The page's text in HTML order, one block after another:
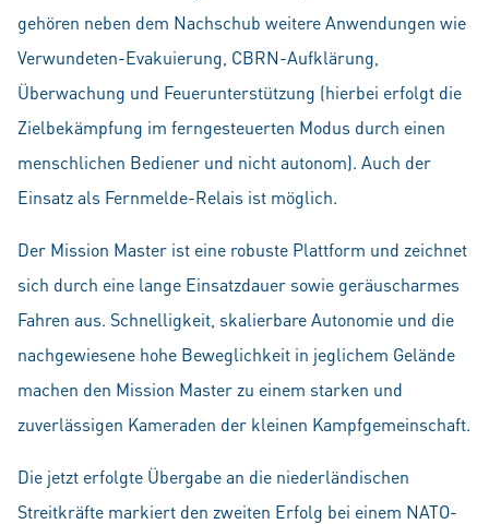
gehören neben dem Nachschub weitere Anwendungen wie
Verwundeten-Evakuierung, CBRN-Aufklärung,
Überwachung und Feuerunterstützung (hierbei erfolgt die
Zielbekämpfung im ferngesteuerten Modus durch einen
menschlichen Bediener und nicht autonom). Auch der
Einsatz als Fernmelde-Relais ist möglich.
Der Mission Master ist eine robuste Plattform und zeichnet
sich durch eine lange Einsatzdauer sowie geräuscharmes
Fahren aus. Schnelligkeit, skalierbare Autonomie und die
nachgewiesene hohe Beweglichkeit in jeglichem Gelände
machen den Mission Master zu einem starken und
zuverlässigen Kameraden der kleinen Kampfgemeinschaft.
Die jetzt erfolgte Übergabe an die niederländischen
Streitkräfte markiert den zweiten Erfolg bei einem NATO-